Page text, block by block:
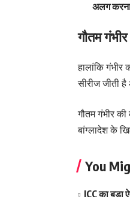
अलग
गौतम
हालांकि
सीरीज जीती
गौतम गंभीर
बांग्लादेश के
You
ICC का